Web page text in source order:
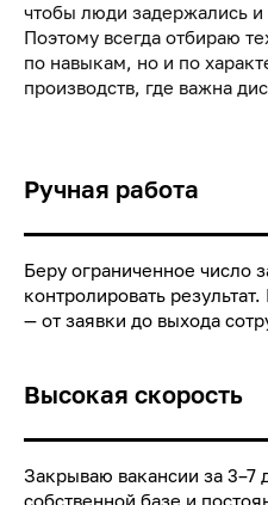
чтобы люди задержались и
Поэтому всегда отбираю
по навыкам, но и по
производств, где важна
Ручная работа
Беру ограниченное число
контролировать
— от заявки до выхода
Высокая скорость
Закрываю вакансии за 3–7
собственной базе и